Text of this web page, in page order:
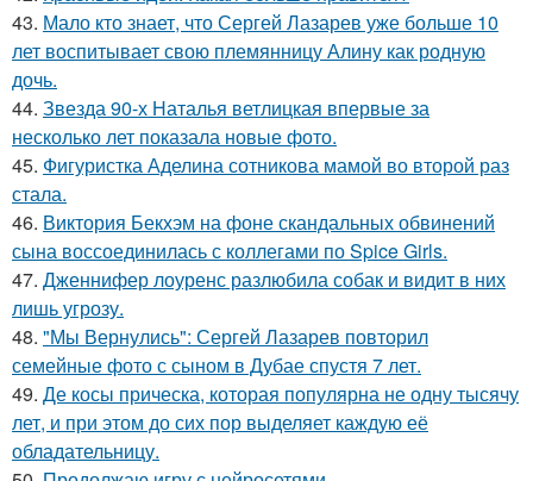
43. Мало кто знает, что Сергей Лазарев уже больше 10
лет воспитывает свою племянницу Алину как родную
дочь.
44. Звезда 90-х Наталья ветлицкая впервые за
несколько лет показала новые фото.
45. Фигуристка Аделина сотникова мамой во второй раз
стала.
46. Виктория Бекхэм на фоне скандальных обвинений
сына воссоединилась с коллегами по Spice Girls.
47. Дженнифер лоуренс разлюбила собак и видит в них
лишь угрозу.
48. "Мы Вернулись": Сергей Лазарев повторил
семейные фото с сыном в Дубае спустя 7 лет.
49. Де косы прическа, которая популярна не одну тысячу
лет, и при этом до сих пор выделяет каждую её
обладательницу.